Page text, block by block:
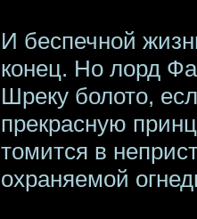
И беспечной
конец. Но лорд
Шреку болото,
прекрасную
томится в
охраняемой